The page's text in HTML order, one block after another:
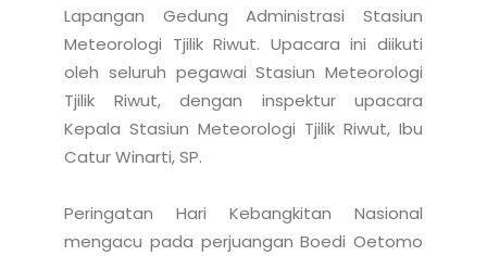
Lapangan Gedung Administrasi Stasiun
Meteorologi Tjilik Riwut. Upacara ini diikuti
oleh seluruh pegawai Stasiun Meteorologi
Tjilik Riwut, dengan inspektur upacara
Kepala Stasiun Meteorologi Tjilik Riwut, Ibu
Catur Winarti, SP.
Peringatan Hari Kebangkitan Nasional
mengacu pada perjuangan Boedi Oetomo